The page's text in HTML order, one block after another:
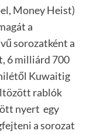
Money Heist)
a
sorozatként a
6 milliárd 700
Kuwaitig
rablók
nyert egy
a sorozat